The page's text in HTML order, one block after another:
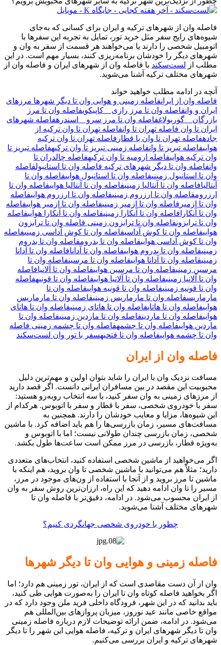
فاصله وان از شهرهای ترکیه و ایران برای کسانی که به‌جای
شیوه‌های رایج سفر مثل خرید تور، تمایل به تجربه این سفرها با
اتومبیل شخصی را دارند یا می‌خواهند هر قسمت از سفر به وان و
شهرهای دیگر را خودشان برنامه‌ریزی کنند، بسیار مهم است. در این
مطلب از لست‌سکند با فاصله وان از شهرهای ایران و فاصله وان از
شهرهای مختلف ترکیه آشنا می‌شوید.
آنچه در ادامه مطلب خواهید خواند
فاصله وان از ایرانفاصله زمینی و هوایی وان تا دیگر شهرها مرزهای
ایران و وانفاصله وان تا مرز رازی _ کاپیکویفاصله وان تا مرز
بازرگان _ گوربولاغفاصله وان تا مرز سرو _ اسندرهفاصله شهرهای
ایران تا وان فاصله تهران تا وانفاصله تهران تا وان ترکیه از
جادهفاصله تهران تا وان با قطار فاصله تهران تا وان ترکیه
هواییفاصله تبریز تا وانفاصله زمینی تبریز تا وان ترکیهفاصله تبریز تا
وان ترکیه هواییفاصله ارومیه تا وان ترکیهفاصله چالدران تا
وانفاصله وان تا دیگر شهرهای ترکیه فاصله وان تا استانبولفاصله
وان تا استانبول زمینیفاصله وان تا استانبول هواییفاصله وان تا
آنتالیافاصله وان تا آنتالیا زمینیفاصله وان تا آنتالیا هواییفاصله وان تا
ارزرومفاصله وان تا ارزروم زمینیفاصله وان تا ارزروم هواییفاصله
وان تا ازمیر فاصله وان تا ازمیر زمینیفاصله وان تا ازمیر هواییفاصله
وان تا آنکارا فاصله وان تا آنکارا زمینیفاصله وان تا آنکارا هواییفاصله
وان تا ترابزونفاصله وان تا ترابزون زمینی فاصله وان تا ترابزون
هواییفاصله وان تا کوش آداسیفاصله وان تا کوش آداسی زمینیفاصله
وان تا کوش آداسی هواییفاصله وان تا بدرومفاصله وان تا بدروم
زمینیفاصله وان تا بدروم هواییفاصله وان تا آدانافاصله وان تا آدانا
زمینیفاصله وان تا آدانا هواییفاصله وان تا مرسینفاصله وان تا
مرسین زمینیفاصله وان تا مرسین هواییفاصله وان تا آلانیافاصله
وان تا آلانیا زمینیفاصله وان تا آلانیا هواییفاصله وان تا قونیهفاصله
وان تا قونیه زمینیفاصله وان تا قونیه هواییفاصله وان تا
مارماریسفاصله وان تا مارماریس زمینیفاصله وان تا مارماریس
هواییفاصله وان تا هاتایفاصله وان تا هاتای زمینیفاصله وان تا هاتای
هواییفاصله وان تا ماردینفاصله وان تا ماردین زمینیفاصله وان تا
ماردین هواییفاصله وان تا چشمهفاصله وان تا چشمه زمینی فاصله
وان تا چشمه هواییفاصله وان تا فتحیهسفر با تور وان لست‌سکند
فاصله وان از ایران
مسافت نزدیک وان با ایران را شاید بتوان اولین و مهم‌ترین دلیل
محبوبیت این مقصد در بین مسافران ایرانی دانست. اگر قصد دارید
از مرزهای زمینی به وان سفر کنید، با سه انتخاب رو‌به‌رو هستید:
سفر با خودروی شخصی، سفر با قطار و سفر با اتوبوس. هرکدام از
این شیوه‌ها، مزایا و معایب خودشان را دارند. همچنین به
مسافت‌های مسیر، زمان بازرسی‌ها را هم باید اضافه کرد. با ماشین
شخصی، زمان بازرسی چندان طولانی نیست؛ اما با اتوبوس و
به‌ویژه قطار، بازرسی در مرز ممکن است ساعت‌ها طول بکشد.
اگر می‌خواهید از ماشین شخصی استفاده کنید، انتخاب‌های متعددی
دارید؛ مثلاً هم می‌توانید با ماشین شخصی تا وان بروید، هم اینکه با
ماشین تا مرز بروید و از آنجا با استفاده از ون‌های موجود در مرز،
مسیر را تا وان ادامه دهید که این راه، ارزان‌ترین روش سفر به وان
از ایران محسوب می‌شود. در ادامه، دقیق‌تر با فاصله وان تا
شهرهای مختلف آشنا می‌شوید.
چطور با خودروی شخصی جهانگردی کنیم؟
فاصله زمینی و هوایی وان تا دیگر شهرها
وان از آن دست مقاصدی است که از ایران، تور زمینی هم دارد؛ اما
اگر بخواهید فاصله کوتاه وان تا ایران را به‌صورت هوایی طی کنید،
باید بدانید که در این شهر، فرودگاه‌ داخلی فرید ملن وجود دارد که در
مواقع خاصی مانند عید نوروز، میزبان پروازهای بین‌المللی هم
می‌شود. در ادامه، ضمن ارائه توضیحات لازم درباره فاصله زمینی
وان تا دیگر شهرهای ایران و ترکیه، فاصله هوایی این شهر را تا دیگر
شهرهای ترکیه و ایران بررسی می‌کنیم.